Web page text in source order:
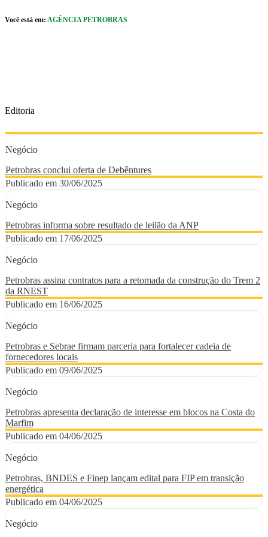
Você está em: AGÊNCIA PETROBRAS
Editoria
Negócio
Petrobras conclui oferta de Debêntures
Publicado em 30/06/2025
Negócio
Petrobras informa sobre resultado de leilão da ANP
Publicado em 17/06/2025
Negócio
Petrobras assina contratos para a retomada da construção do Trem 2
da RNEST
Publicado em 16/06/2025
Negócio
Petrobras e Sebrae firmam parceria para fortalecer cadeia de
fornecedores locais
Publicado em 09/06/2025
Negócio
Petrobras apresenta declaração de interesse em blocos na Costa do
Marfim
Publicado em 04/06/2025
Negócio
Petrobras, BNDES e Finep lançam edital para FIP em transição
energética
Publicado em 04/06/2025
Negócio
caixa de cookies